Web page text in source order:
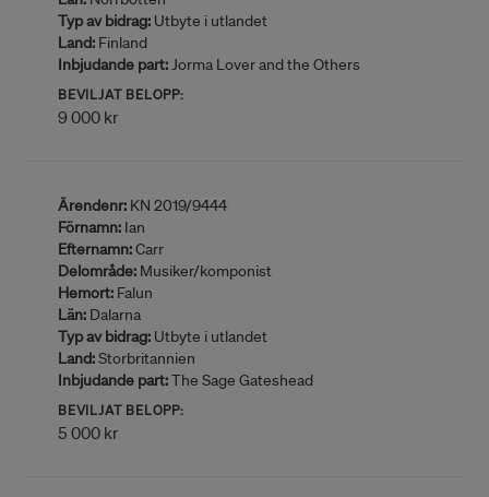
Typ av bidrag: Utbyte i utlandet
Land: Finland
Inbjudande part:Jorma Lover and the Others
BEVILJAT BELOPP:
9 000 kr
Ärendenr: KN 2019/9444
Förnamn: Ian
Efternamn:Carr
Delområde: Musiker/komponist
Hemort: Falun
Län: Dalarna
Typ av bidrag: Utbyte i utlandet
Land:Storbritannien
Inbjudande part:The Sage Gateshead
BEVILJAT BELOPP:
5 000 kr